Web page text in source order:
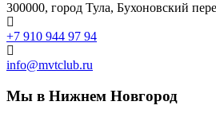
300000, город Тула, Бухоновский
+7 910 944 97 94
info@mvtclub.ru
Мы в Нижнем Новгород